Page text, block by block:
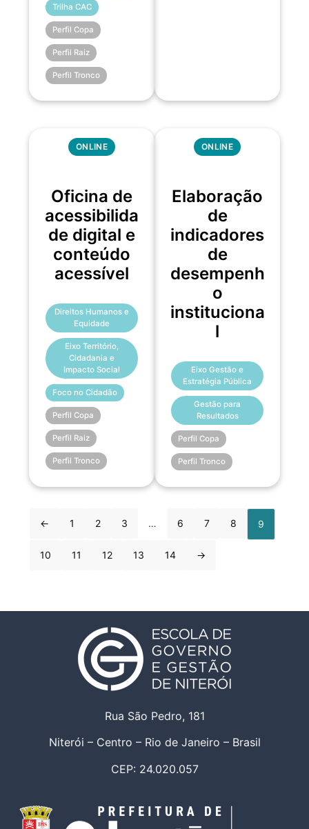
Trilha CAC
Perfil Copa
Perfil Raiz
Perfil Tronco
ONLINE
Oficina de
acessibilida
de digital e
conteúdo
acessível
Direitos Humanos e
Equidade
Eixo Território,
Cidadania e
Impacto Social
Foco no Cidadão
Perfil Copa
Perfil Raiz
Perfil Tronco
ONLINE
Elaboração
de
indicadores
de
desempenh
o
instituciona
l
Eixo Gestão e
Estratégia Pública
Gestão para
Resultados
Perfil Copa
Perfil Tronco
← 1 2 3 … 6 7 8 9
10 11 12 13 14 →
Rua São Pedro, 181
Niterói – Centro – Rio de Janeiro – Brasil
CEP: 24.020.057